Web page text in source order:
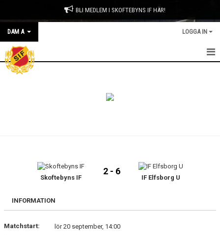
BLI MEDLEM I SKOFTEBYNS IF HÄR!
DAM A LOGGA IN
HEM
BILDGALLERI
DOKUMENT
Skoftebyns IF
2 - 6
IF Elfsborg U
INFORMATION
Matchstart:
lör 20 september, 14:00